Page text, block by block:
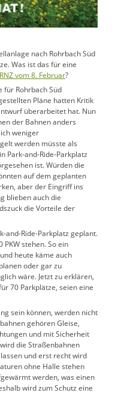
nach Rohrbach Süd
Was ist das für eine
vom 8. Februar?
für Rohrbach Süd
Pläne hatten Kritik
überarbeitet hat. Nun
der Bahnen anders
weniger
werden müsste als
Park-and-Ride-Parkplatz
ist. Würden die
auf dem geplanten
aber der Eingriff ins
blieben auch die
die Vorteile der
and-Ride-Parkplatz geplant.
stehen. So ein
heute käme auch
oder gar zu
wäre. Jetzt zu erklären,
70 Parkplätze, seien eine
sein können, werden nicht
gehören Gleise,
und mit Sicherheit
die Straßenbahnen
und erst recht wird
ohne Halle stehen
werden, was einen
wird zum Schutz eine